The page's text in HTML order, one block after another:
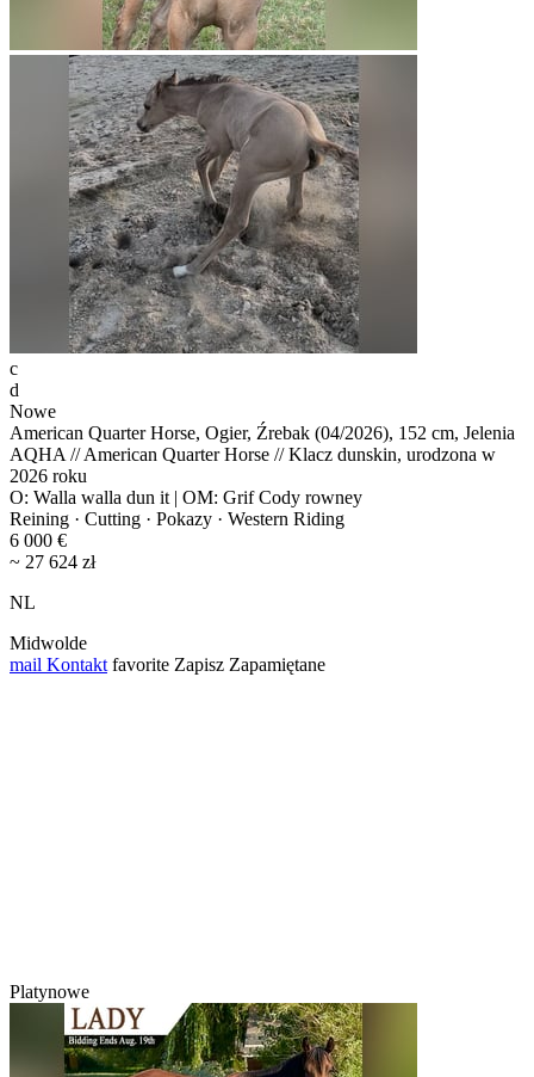
c
d
Nowe
American Quarter Horse, Ogier, Źrebak (04/2026), 152 cm, Jelenia
AQHA // American Quarter Horse // Klacz dunskin, urodzona w
2026 roku
O: Walla walla dun it | OM: Grif Cody rowney
Reining · Cutting · Pokazy · Western Riding
6 000 €
~ 27 624 zł
NL
Midwolde
mail Kontakt favorite Zapisz Zapamiętane
Platynowe